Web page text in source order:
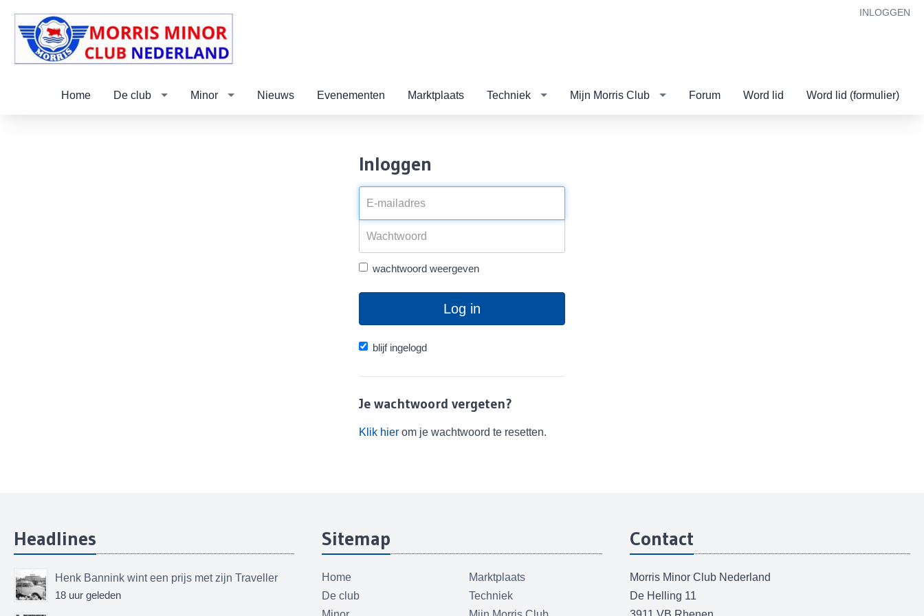
INLOGGEN
Home De club Minor Nieuws Evenementen Marktplaats Techniek Mijn Morris Club Forum Word lid Word lid (formulier)
Inloggen
wachtwoord weergeven
Log in
blijf ingelogd
Je wachtwoord vergeten?
Klik hier om je wachtwoord te resetten.
Headlines
Henk Bannink wint een prijs met zijn Traveller
18 uur geleden
Sitemap
Home
De club
Marktplaats
Techniek
Contact
Morris Minor Club Nederland
De Helling 11